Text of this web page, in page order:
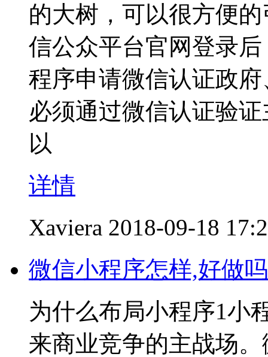
的大树，可以很方便
信公众平台官网登录
程序申请微信认证政
必须通过微信认证验
以
详情
Xaviera 2018-09-18
微信小程序怎样,好做
为什么布局小程序1小
来商业竞争的主战场